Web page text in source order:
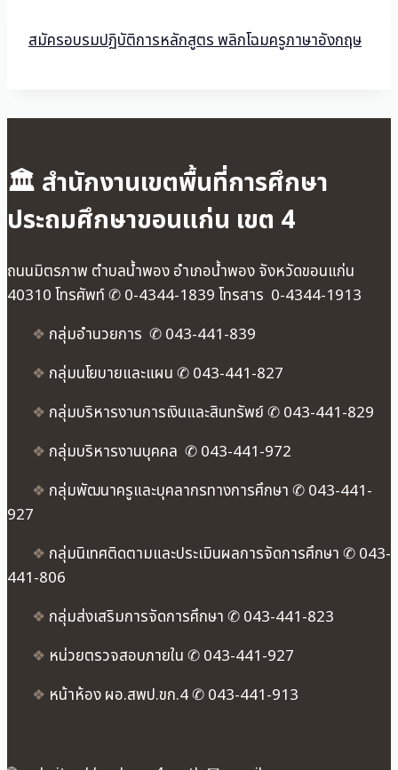
สมัครอบรมปฏิบัติการหลักสูตร พลิกโฉมครูภาษาอังกฤษ
🏛 สำนักงานเขตพื้นที่การศึกษา
ประถมศึกษาขอนแก่น เขต 4
ถนนมิตรภาพ ตำบลน้ำพอง อำเภอน้ำพอง จังหวัดขอนแก่น
40310 โทรศัพท์ ✆ 0-4344-1839 โทรสาร 0-4344-1913
❖ กลุ่มอำนวยการ ✆ 043-441-839
❖ กลุ่มนโยบายและแผน ✆ 043-441-827
❖ กลุ่มบริหารงานการเงินและสินทรัพย์ ✆ 043-441-829
❖ กลุ่มบริหารงานบุคคล ✆ 043-441-972
❖ กลุ่มพัฒนาครูและบุคลากรทางการศึกษา ✆ 043-441-
927
❖ กลุ่มนิเทศติดตามและประเมินผลการจัดการศึกษา ✆ 043-
441-806
❖ กลุ่มส่งเสริมการจัดการศึกษา ✆ 043-441-823
❖ หน่วยตรวจสอบภายใน ✆ 043-441-927
❖ หน้าห้อง ผอ.สพป.ขก.4 ✆ 043-441-913